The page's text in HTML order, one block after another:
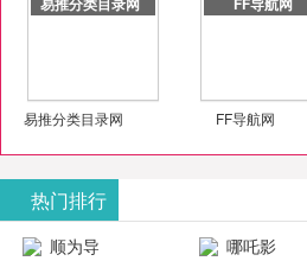
易推分类目录网 FF导航网
热门排行
顺为导
哪吒影